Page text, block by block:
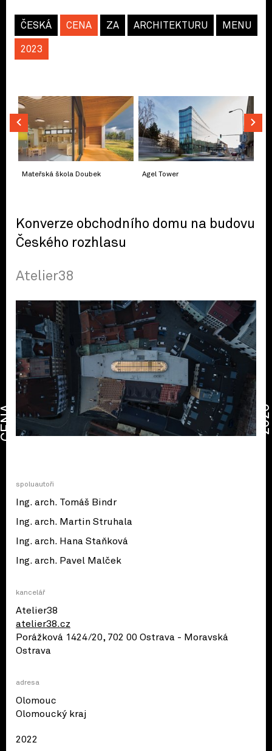
ČESKÁ CENA ZA ARCHITEKTURU
2023
MENU
Mateřská škola Doubek Agel Tower
Konverze obchodního domu na budovu
Českého rozhlasu
Atelier38
spoluautoři
Ing. arch. Tomáš Bindr
Ing. arch. Martin Struhala
Ing. arch. Hana Staňková
Ing. arch. Pavel Malček
kancelář
Atelier38
atelier38.cz
Porážková 1424/20, 702 00 Ostrava - Moravská
Ostrava
adresa
Olomouc
Olomoucký kraj
2022
CENA 2026